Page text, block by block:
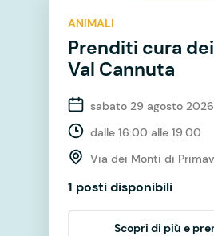
ANIMALI
Prenditi cura
Val Cannuta
sabato 29 agosto 2026
dalle 16:00 alle 19:00
Via dei Monti di
1 posti disponibili
Scopri di più e